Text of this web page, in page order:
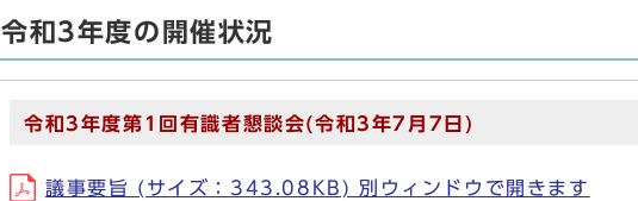
令和3年度の開催状況
令和3年度第1回有識者懇談会(令和3年7月7日)
議事要旨 (サイズ：343.08KB) 別ウィンドウで開きます